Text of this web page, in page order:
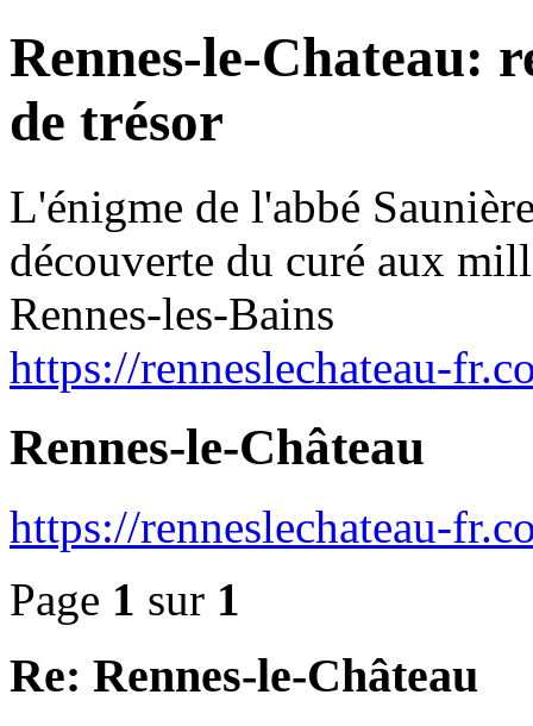
Rennes-le-Chateau:
de trésor
L'énigme de l'abbé
découverte du curé aux
Rennes-les-Bains
https://renneslechateau-
Rennes-le-Château
https://renneslechateau-
Page 1 sur 1
Re: Rennes-le-Château